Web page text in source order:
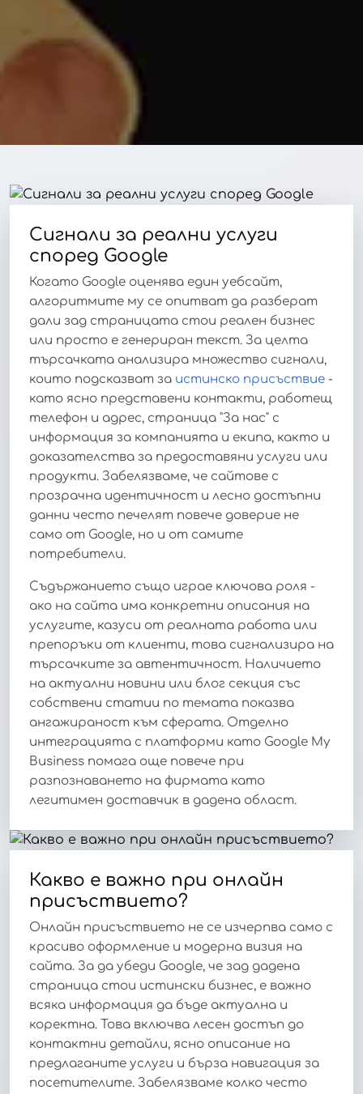
Сигнали за реални услуги
според Google
Когато Google оценява един уебсайт,
алгоритмите му се опитват да разберат
дали зад страницата стои реален бизнес
или просто е генериран текст. За целта
търсачката анализира множество сигнали,
които подсказват за истинско присъствие -
като ясно представени контакти, работещ
телефон и адрес, страница "За нас" с
информация за компанията и екипа, както и
доказателства за предоставяни услуги или
продукти. Забелязваме, че сайтове с
прозрачна идентичност и лесно достъпни
данни често печелят повече доверие не
само от Google, но и от самите
потребители.
Съдържанието също играе ключова роля -
ако на сайта има конкретни описания на
услугите, казуси от реалната работа или
препоръки от клиенти, това сигнализира на
търсачките за автентичност. Наличието
на актуални новини или блог секция със
собствени статии по темата показва
ангажираност към сферата. Отделно
интеграцията с платформи като Google My
Business помага още повече при
разпознаването на фирмата като
легитимен доставчик в дадена област.
Какво е важно при онлайн
присъствието?
Онлайн присъствието не се изчерпва само с
красиво оформление и модерна визия на
сайта. За да убеди Google, че зад дадена
страница стои истински бизнес, е важно
всяка информация да бъде актуална и
коректна. Това включва лесен достъп до
контактни детайли, ясно описание на
предлаганите услуги и бърза навигация за
посетителите. Забелязваме колко често